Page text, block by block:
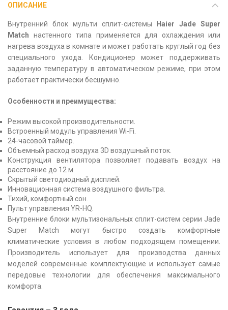
ОПИСАНИЕ
Внутренний блок мульти сплит-системы
Haier Jade Super
Match настенного типа применяется для охлаждения или
нагрева воздуха в комнате и может работать круглый год без
специального ухода. Кондиционер может поддерживать
заданную температуру в автоматическом режиме, при этом
работает практически бесшумно.
Особенности и преимущества:
Режим высокой производительности.
Встроенный модуль управления Wi-Fi.
24-часовой таймер.
Объемный расход воздуха 3D воздушный поток.
Конструкция вентилятора позволяет подавать воздух на
расстояние до 12 м.
Скрытый светодиодный дисплей.
Инновационная система воздушного фильтра.
Тихий, комфортный сон.
Пульт управления YR-HQ.
Внутренние блоки мультизональных сплит-систем серии Jade
Super Match могут быстро создать комфортные
климатические условия в любом подходящем помещении.
Производитель использует для производства данных
моделей современные комплектующие и использует самые
передовые технологии для обеспечения максимального
комфорта.